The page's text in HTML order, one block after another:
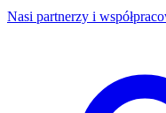
Nasi partnerzy i